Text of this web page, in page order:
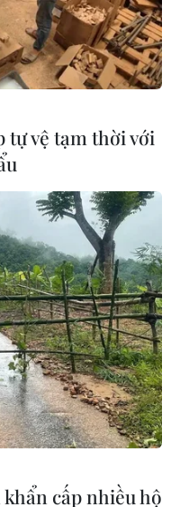
tự vệ tạm thời với
cấp nhiều hộ